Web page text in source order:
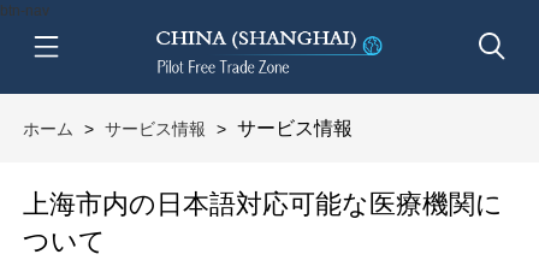
btn-nav
ホーム > サービス情報 > サービス情報
上海市内の日本語対応可能な医療機関に
ついて